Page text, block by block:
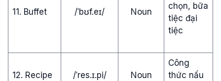
11. Buffet /ˈbʊf.eɪ/ Noun
chọn, bữa
tiệc đại
tiệc
12. Recipe /ˈres.ɪ.pi/ Noun
Công
thức nấu